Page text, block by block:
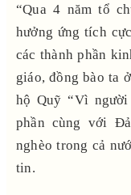
“Qua 4 năm tổ
hưởng ứng tích
các thành phần
giáo, đồng bào ta
hộ Quỹ “Vì
phần cùng với
nghèo trong cả
tin.